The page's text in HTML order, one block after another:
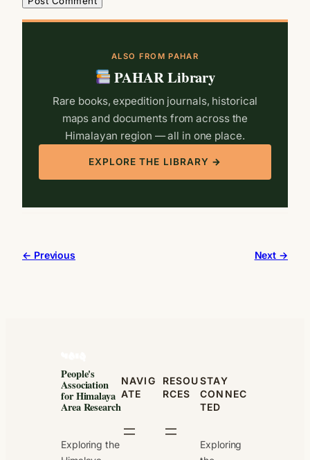
ALSO FROM PAHAR
PAHAR Library
Rare books, expedition journals, historical
maps and documents from across the
Himalayan region — all in one place.
EXPLORE THE LIBRARY →
← Previous Next →
People's
Association
for Himalaya
Area Research
Exploring the
NAVIG
ATE
RESOU
RCES
STAY
CONNEC
TED
Exploring